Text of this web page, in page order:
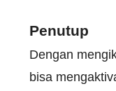
Penutup
Dengan
bisa